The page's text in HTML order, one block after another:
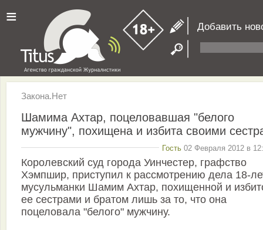
≡ Добавить
Закона.Нет
Шамима Ахтар, поцеловавшая "белого
мужчину", похищена и избита своими
Гость 02 Февраля 2012 в
Королевский суд города Уинчестер, графство
Хэмпшир, приступил к рассмотрению дела 18-
мусульманки Шамим Ахтар, похищенной и
ее сестрами и братом лишь за то, что она
поцеловала "белого" мужчину.